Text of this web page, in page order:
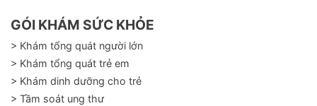
GÓI KHÁM SỨC KHỎE
> Khám tổng quát người lớn
> Khám tổng quát trẻ em
> Khám dinh dưỡng cho trẻ
> Tầm soát ung thư